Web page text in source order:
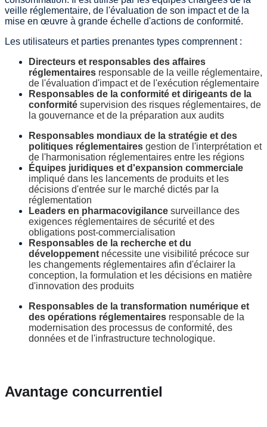
veille réglementaire, de l'évaluation de son impact et de la
mise en œuvre à grande échelle d'actions de conformité.
Les utilisateurs et parties prenantes types comprennent :
Directeurs et responsables des affaires
réglementaires responsable de la veille réglementaire,
de l'évaluation d'impact et de l'exécution réglementaire
Responsables de la conformité et dirigeants de la
conformité supervision des risques réglementaires, de
la gouvernance et de la préparation aux audits
Responsables mondiaux de la stratégie et des
politiques réglementaires gestion de l'interprétation et
de l'harmonisation réglementaires entre les régions
Équipes juridiques et d'expansion commerciale
impliqué dans les lancements de produits et les
décisions d'entrée sur le marché dictés par la
réglementation
Leaders en pharmacovigilance surveillance des
exigences réglementaires de sécurité et des
obligations post-commercialisation
Responsables de la recherche et du
développement nécessite une visibilité précoce sur
les changements réglementaires afin d'éclairer la
conception, la formulation et les décisions en matière
d'innovation des produits
Responsables de la transformation numérique et
des opérations réglementaires responsable de la
modernisation des processus de conformité, des
données et de l'infrastructure technologique.
Avantage concurrentiel